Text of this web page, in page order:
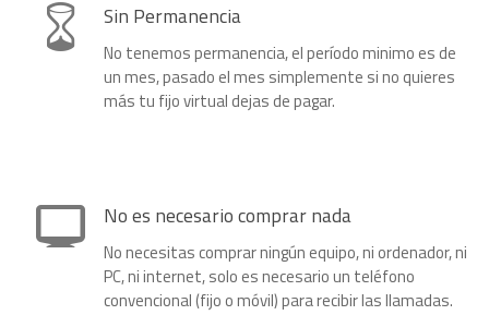
Sin Permanencia
No tenemos permanencia, el período minimo es de
un mes, pasado el mes simplemente si no quieres
más tu fijo virtual dejas de pagar.
No es necesario comprar nada
No necesitas comprar ningún equipo, ni ordenador, ni
PC, ni internet, solo es necesario un teléfono
convencional (fijo o móvil) para recibir las llamadas.